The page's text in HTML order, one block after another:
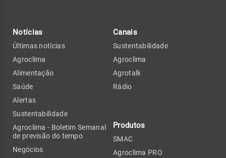
Notícias
Últimas notícias
Agroclima
Alimentação
Saúde
Alertas
Sustentabilidade
Agroclima - Boletim Semanal
de previsão do tempo
Negócios
Canais
Sustentabilidade
Agroclima
Agrotalk
Rádio
Produtos
SMAC
Agroclima PRO